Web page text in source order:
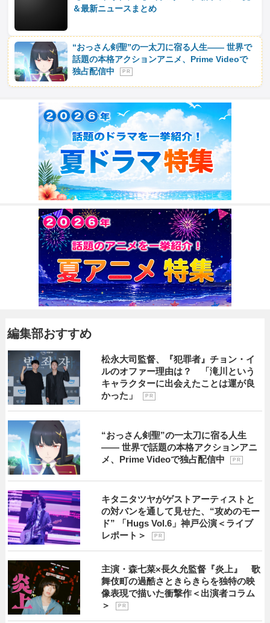
＆最新ニュースまとめ
“おっさん剣聖”の一太刀に宿る人生―― 世界で
話題の本格アクションアニメ、Prime Videoで
独占配信中
P R
編集部おすすめ
松永大司監督、『犯罪者』チョン・イ
ルのオファー理由は？ 「滝川という
キャラクターに出会えたことは運が良
かった」
P R
“おっさん剣聖”の一太刀に宿る人生
―― 世界で話題の本格アクションアニ
メ、Prime Videoで独占配信中
P R
キタニタツヤがゲストアーティストと
の対バンを通して見せた、“攻めのモー
ド” 「Hugs Vol.6」神戸公演＜ライブ
レポート＞
P R
主演・森七菜×長久允監督『炎上』 歌
舞伎町の過酷さときらきらを独特の映
像表現で描いた衝撃作＜出演者コラム
＞
P R